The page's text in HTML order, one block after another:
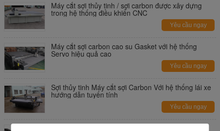
Máy cắt sợi thủy tinh / sợi carbon được xây dựng
trong hệ thống điều khiển CNC
Yêu cầu ngay
Máy cắt sợi carbon cao su Gasket với hệ thống
Servo hiệu quả cao
Yêu cầu ngay
Sợi thủy tinh Máy cắt sợi Carbon Với hệ thống lái xe
hướng dẫn tuyến tính
Yêu cầu ngay